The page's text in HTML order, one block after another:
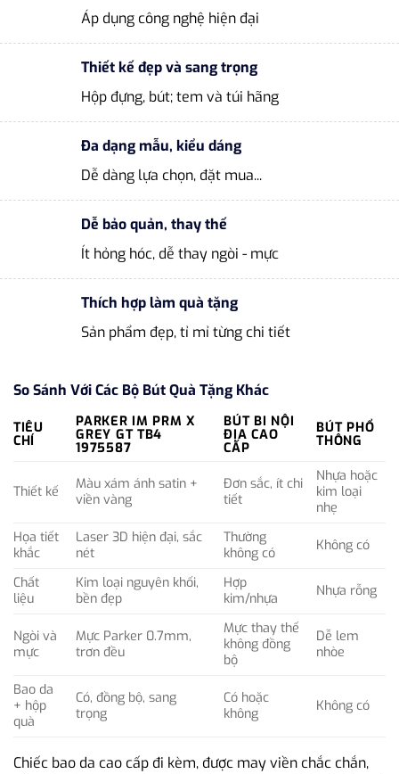
Áp dụng công nghệ hiện đại
Thiết kế đẹp và sang trọng
Hộp đựng, bút; tem và túi hãng
Đa dạng mẫu, kiểu dáng
Dễ dàng lựa chọn, đặt mua...
Dễ bảo quản, thay thế
Ít hỏng hóc, dễ thay ngòi - mực
Thích hợp làm quà tặng
Sản phẩm đẹp, tỉ mỉ từng chi tiết
So Sánh Với Các Bộ Bút Quà Tặng Khác
TIÊU
CHÍ
PARKER IM PRM X
GREY GT TB4
1975587
BÚT BI NỘI
ĐỊA CAO
CẤP
BÚT PHỔ
THÔNG
Thiết kế
Màu xám ánh satin +
viền vàng
Đơn sắc, ít chi
tiết
Nhựa hoặc
kim loại
nhẹ
Họa tiết
khắc
Laser 3D hiện đại, sắc
nét
Thường
không có
Không có
Chất
liệu
Kim loại nguyên khối,
bền đẹp
Hợp
kim/nhựa
Nhựa rỗng
Ngòi và
mực
Mực Parker 0.7mm,
trơn đều
Mực thay thế
không đồng
bộ
Dễ lem
nhòe
Bao da
+ hộp
quà
Có, đồng bộ, sang
trọng
Có hoặc
không
Không có
Chiếc bao da cao cấp đi kèm, được may viền chắc chắn,